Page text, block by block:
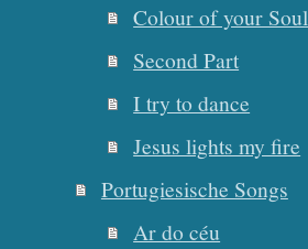
Colour of your Soul
Second Part
I try to dance
Jesus lights my fire
Portugiesische Songs
Ar do céu